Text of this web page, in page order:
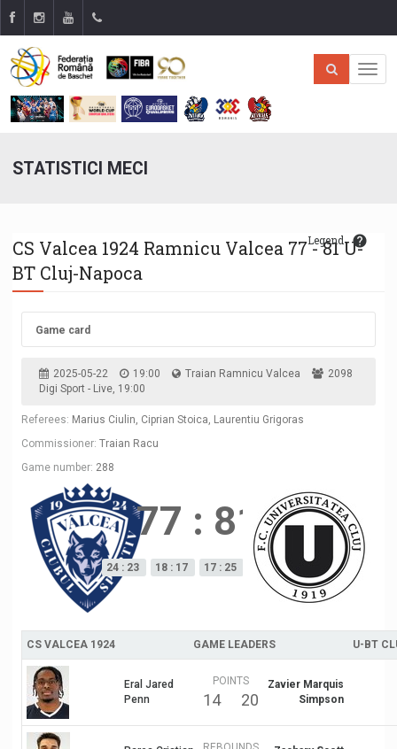
STATISTICI MECI
CS Valcea 1924 Ramnicu Valcea 77 - 81 U-
BT Cluj-Napoca
Legend
Game card
2025-05-22 19:00 Traian Ramnicu Valcea
2098
Digi Sport - Live, 19:00
Referees: Marius Ciulin, Ciprian Stoica, Laurentiu Grigoras
Commissioner: Traian Racu
Game number: 288
77 : 81
24 : 23 18 : 17 17 : 25 18 : 16
CS VALCEA 1924 GAME LEADERS U-BT
Eral Jared
Penn
POINTS
14 20
Zavier Marquis
Simpson